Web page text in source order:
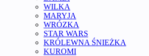
WILKA
MARYJA
WRÓZKA
STAR WARS
KRÓLEWNA ŚNIEŻKA
KUROMI